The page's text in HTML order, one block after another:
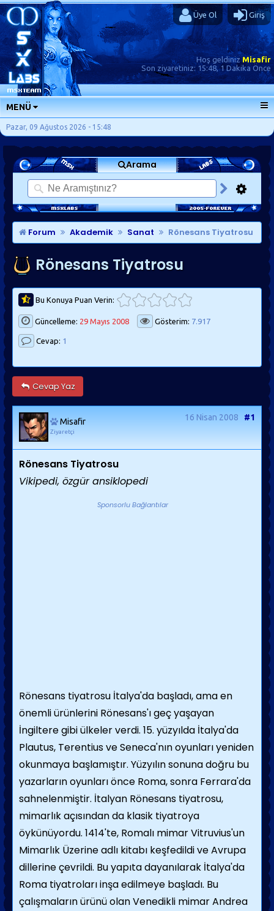
Üye Ol Giriş
Hoş geldinizMisafir
Son ziyaretiniz: 15:48, 1 Dakika Önce
MENÜ
ANA SAYFA
FORUMLAR
SORU-CEVAP
GÜNLÜKLER
SON MESAJLAR
KISAYOLLAR
Pazar, 09 Ağustos 2026 - 15:48
Arama
Forum Akademik Sanat Rönesans Tiyatrosu
Rönesans Tiyatrosu
Bu Konuya Puan Verin:
Güncelleme: 29 Mayıs 2008 Gösterim: 7.917
Cevap: 1
Cevap Yaz
Misafir
Ziyaretçi
16 Nisan 2008 #1
Rönesans Tiyatrosu
Vikipedi, özgür ansiklopedi
Sponsorlu Bağlantılar
Rönesans tiyatrosu İtalya'da başladı, ama en
önemli ürünlerini Rönesans'ı geç yaşayan
İngiltere gibi ülkeler verdi. 15. yüzyılda İtalya'da
Plautus, Terentius ve Seneca'nın oyunları yeniden
okunmaya başlamıştır. Yüzyılın sonuna doğru bu
yazarların oyunları önce Roma, sonra Ferrara'da
sahnelenmiştir. İtalyan Rönesans tiyatrosu,
mimarlık açısından da klasik tiyatroya
öykünüyordu. 1414'te, Romalı mimar Vitruvius'un
Mimarlık Üzerine adlı kitabı keşfedildi ve Avrupa
dillerine çevrildi. Bu yapıta dayanılarak İtalya'da
Roma tiyatroları inşa edilmeye başladı. Bu
çalışmaların ürünü olan Venedikli mimar Andrea